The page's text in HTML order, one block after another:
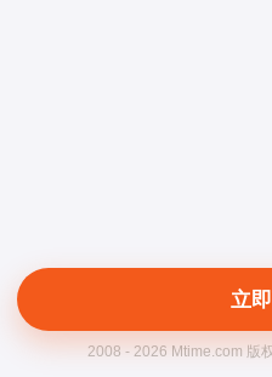
立
2008 - 2026 Mtime.com 版